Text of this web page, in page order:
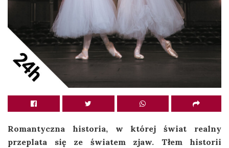
Romantyczna historia, w której świat realny
przeplata się ze światem zjaw. Tłem historii